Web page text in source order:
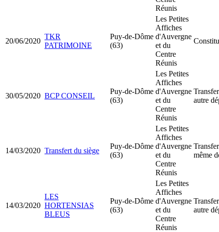
Réunis
20/06/2020
TKR
PATRIMOINE
Puy-de-Dôme
(63)
Les Petites
Affiches
d'Auvergne
et du
Centre
Réunis
30/05/2020 BCP CONSEIL
Puy-de-Dôme
(63)
Les Petites
Affiches
d'Auvergne
et du
Centre
Réunis
autre
14/03/2020 Transfert du siège
Puy-de-Dôme
(63)
Les Petites
Affiches
d'Auvergne
et du
Centre
Réunis
même
14/03/2020
LES
HORTENSIAS
BLEUS
Puy-de-Dôme
(63)
Les Petites
Affiches
d'Auvergne
et du
Centre
Réunis
autre